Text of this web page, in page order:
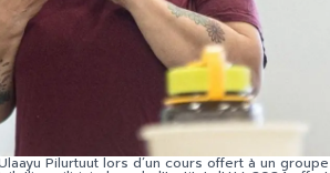
Pilurtuut lors d’un cours offert à un groupe